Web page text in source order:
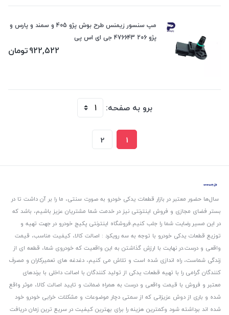
مپ سنسور زیمنس طرح بوش پژو 405 و سمند و پارس و
پژو 206 476643 جی ای اس پی
922,522تومان
برو به صفحه:
1
2
سال‌ها حضور معتبر در بازار قطعات یدکی خودرو به صورت سنتی، ما را بر آن داشت تا در
بستر فضای مجازی و فروش اینترنتی نیز در خدمت شما مشتریان عزیز باشیم، باشد که
در این مسیر رضایت شما را جلب کنیم.فروشگاه اینترنتی پکیج خودرو در جهت تهیه و
توزیع قطعات یدکی خودرو با توجه به سه رویکرد : اصالت کالا، کیفیت مناسب، قیمت
واقعی و درست.در نهایت با ارزش گذاشتن به این واقعیت که خودروی شما، قطعه ای از
زندگی شماست، راه اندازی شده است و تلاش می کنیم، دغدغه های تعمیرکاران و مصرف
کنندگان گرامی را با تهیه قطعات یدکی از تولید کنندگان با اصالت داخلی با برندهای
معتبر و فروش با قیمت واقعی و درست به همراه ضمانت و تایید اصالت کالا، موثر واقع
شده و باری از دوش عزیزانی که از سمتی دچار موضوعات و مشکلات خرابی خودرو خود
شده اند برداشته شود و‌کمترین هزینه را برای بهترین کیفیت در سریع ترین زمان دریافت